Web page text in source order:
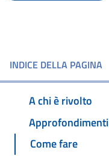
INDICE DELLA PAGINA
A chi è rivolto
Approfondimenti
Come fare